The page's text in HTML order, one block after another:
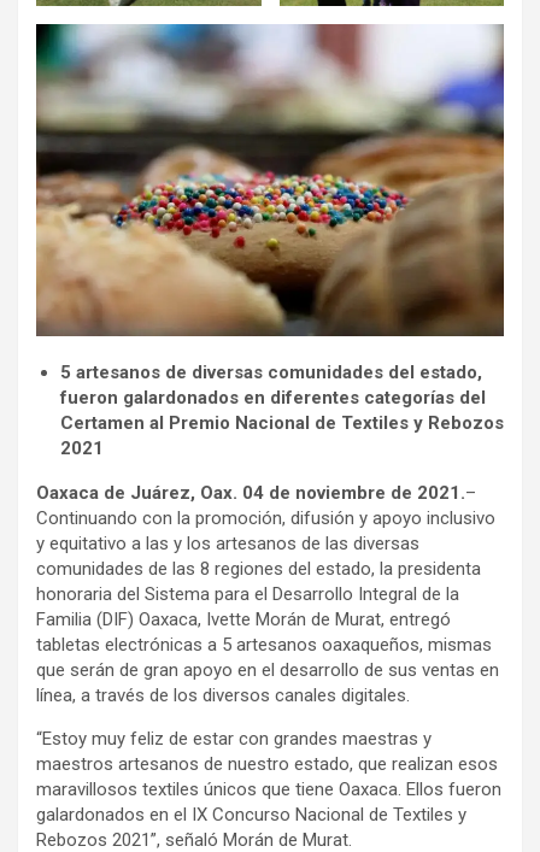
5 artesanos de diversas comunidades del estado,
fueron galardonados en diferentes categorías del
Certamen al Premio Nacional de Textiles y Rebozos
2021
Oaxaca de Juárez, Oax. 04 de noviembre de 2021.–
Continuando con la promoción, difusión y apoyo inclusivo
y equitativo a las y los artesanos de las diversas
comunidades de las 8 regiones del estado, la presidenta
honoraria del Sistema para el Desarrollo Integral de la
Familia (DIF) Oaxaca, Ivette Morán de Murat, entregó
tabletas electrónicas a 5 artesanos oaxaqueños, mismas
que serán de gran apoyo en el desarrollo de sus ventas en
línea, a través de los diversos canales digitales.
“Estoy muy feliz de estar con grandes maestras y
maestros artesanos de nuestro estado, que realizan esos
maravillosos textiles únicos que tiene Oaxaca. Ellos fueron
galardonados en el IX Concurso Nacional de Textiles y
Rebozos 2021”, señaló Morán de Murat.